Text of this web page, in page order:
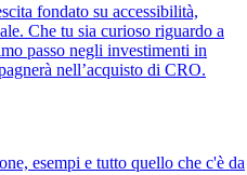
fondato su accessibilità,
Che tu sia curioso riguardo a
passo negli investimenti in
nell’acquisto di CRO.
esempi e tutto quello che c'è da